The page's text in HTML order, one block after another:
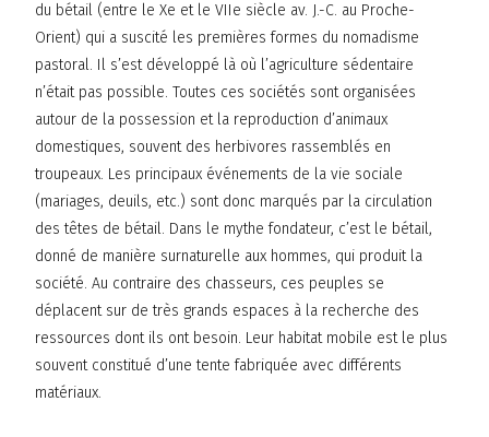
du bétail (entre le Xe et le VIIe siècle av. J.-C. au Proche-
Orient) qui a suscité les premières formes du nomadisme
pastoral. Il s’est développé là où l’agriculture sédentaire
n’était pas possible. Toutes ces sociétés sont organisées
autour de la possession et la reproduction d’animaux
domestiques, souvent des herbivores rassemblés en
troupeaux. Les principaux événements de la vie sociale
(mariages, deuils, etc.) sont donc marqués par la circulation
des têtes de bétail. Dans le mythe fondateur, c’est le bétail,
donné de manière surnaturelle aux hommes, qui produit la
société. Au contraire des chasseurs, ces peuples se
déplacent sur de très grands espaces à la recherche des
ressources dont ils ont besoin. Leur habitat mobile est le plus
souvent constitué d’une tente fabriquée avec différents
matériaux.